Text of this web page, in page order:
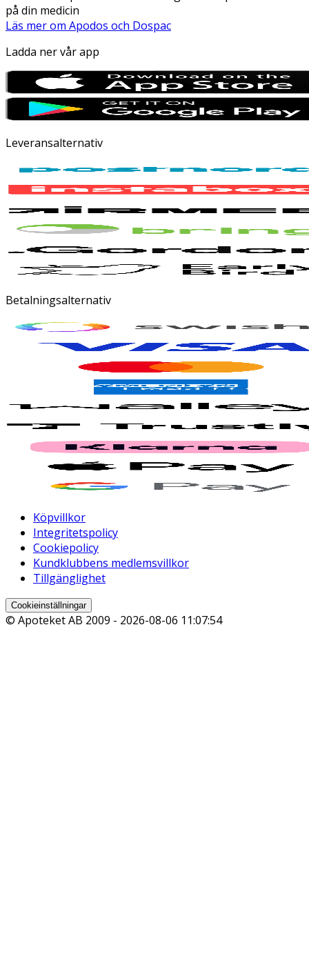
på din medicin
Läs mer om Apodos och Dospac
Ladda ner vår app
Leveransalternativ
Betalningsalternativ
Köpvillkor
Integritetspolicy
Cookiepolicy
Kundklubbens medlemsvillkor
Tillgänglighet
Cookieinställningar
© Apoteket AB 2009 - 2026-08-06 11:07:54